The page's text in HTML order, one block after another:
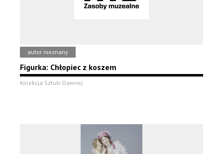
autor nieznany
Figurka: Chłopiec z koszem
Kolekcja Sztuki Dawnej